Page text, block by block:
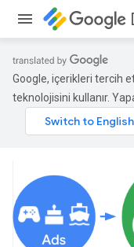
Google, içerikleri tercih
teknolojisini kullanır.